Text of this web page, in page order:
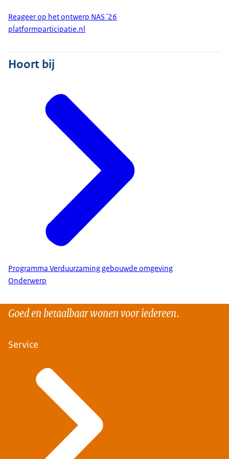
Reageer op het ontwerp NAS '26
platformparticipatie.nl
Hoort bij
Programma Verduurzaming gebouwde omgeving
Onderwerp
Goed en betaalbaar wonen voor iedereen.
Service